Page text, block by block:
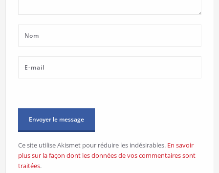
Ce site utilise Akismet pour réduire les indésirables. En savoir
plus sur la façon dont les données de vos commentaires sont
traitées.